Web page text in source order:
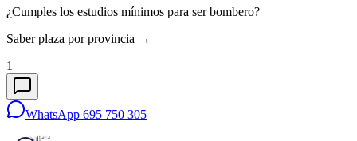
¿Cumples los estudios mínimos para ser bombero?
Saber plaza por provincia →
1
WhatsApp 695 750 305